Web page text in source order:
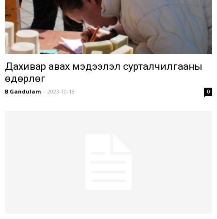
Дахивар авах мэдээлэл сурталчилгааны
өдөрлөг
B Gandulam - 2023-10-18 0